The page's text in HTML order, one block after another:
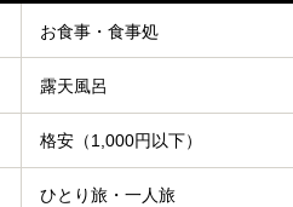
お食事・食事処
露天風呂
格安（1,000円以下）
ひとり旅・一人旅